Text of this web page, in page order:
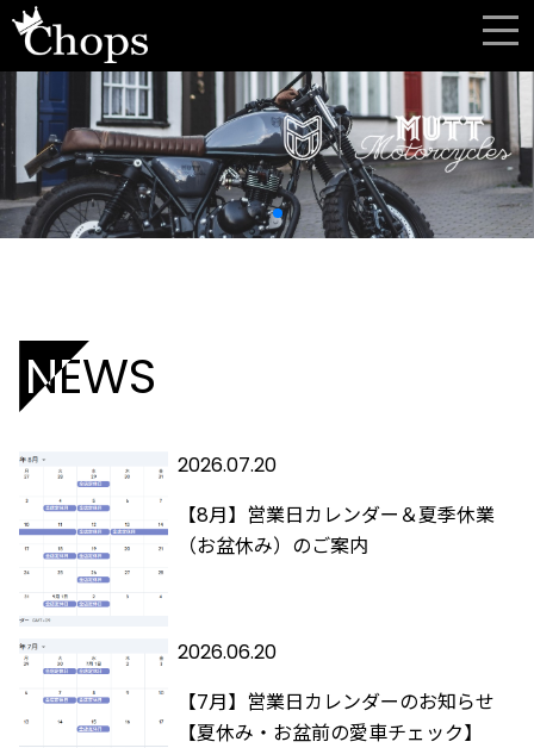
NEWS
2026.07.20
【8月】営業日カレンダー＆夏季休業
（お盆休み）のご案内
2026.06.20
【7月】営業日カレンダーのお知らせ
【夏休み・お盆前の愛車チェック】